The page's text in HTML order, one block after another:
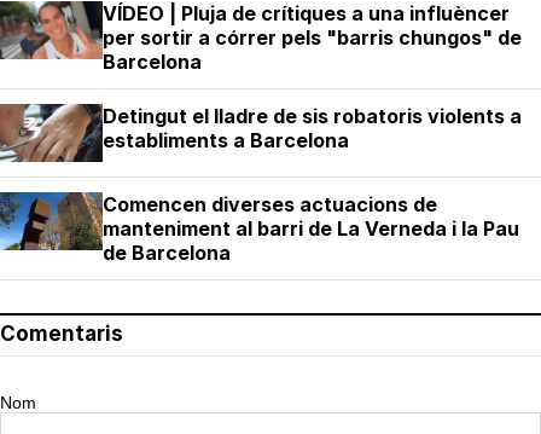
VÍDEO | Pluja de crítiques a una influèncer
per sortir a córrer pels "barris chungos" de
Barcelona
Detingut el lladre de sis robatoris violents a
establiments a Barcelona
Comencen diverses actuacions de
manteniment al barri de La Verneda i la Pau
de Barcelona
Comentaris
Nom